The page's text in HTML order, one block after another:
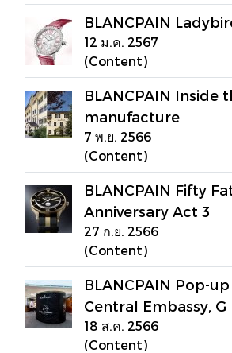
BLANCPAIN
12 ม.ค. 2567
(Content)
BLANCPAIN Inside
manufacture
7 พ.ย. 2566
(Content)
BLANCPAIN Fifty
Anniversary Act 3
27 ก.ย. 2566
(Content)
BLANCPAIN Pop-
Central Embassy, G
18 ส.ค. 2566
(Content)